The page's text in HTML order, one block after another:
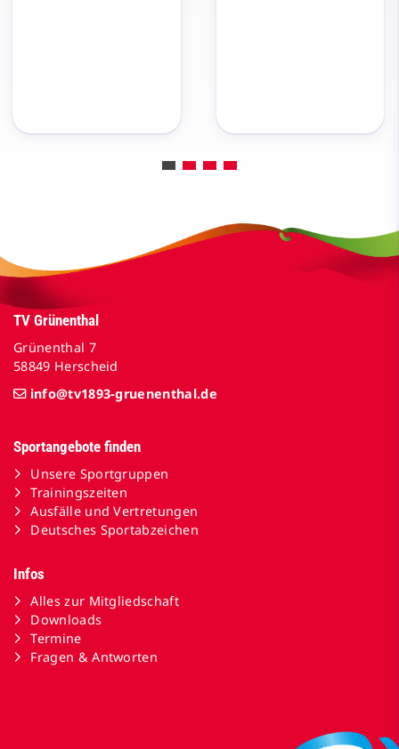
TV Grünenthal
Grünenthal 7
58849 Herscheid
info@tv1893-gruenenthal.de
Sportangebote finden
Unsere Sportgruppen
Trainingszeiten
Ausfälle und Vertretungen
Deutsches Sportabzeichen
Infos
Alles zur Mitgliedschaft
Downloads
Termine
Fragen & Antworten